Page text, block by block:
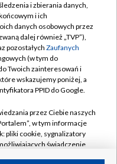
TVP
i zbierania danych,
i ich
danych osobowych przez
dalej również „TVP”),
pozostałych Zaufanych
(w tym do
Twoich zainteresowań i
wskazujemy poniżej, a
PPID do Google.
przez Ciebie naszych
w tym informacje
pliki cookie, sygnalizatory
świadczenie